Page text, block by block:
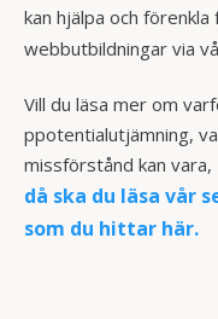
kan hjälpa och
webbutbildningar via
Vill du läsa mer om
ppotentialutjämning,
missförstånd kan vara,
då ska du läsa vår
som du hittar här.